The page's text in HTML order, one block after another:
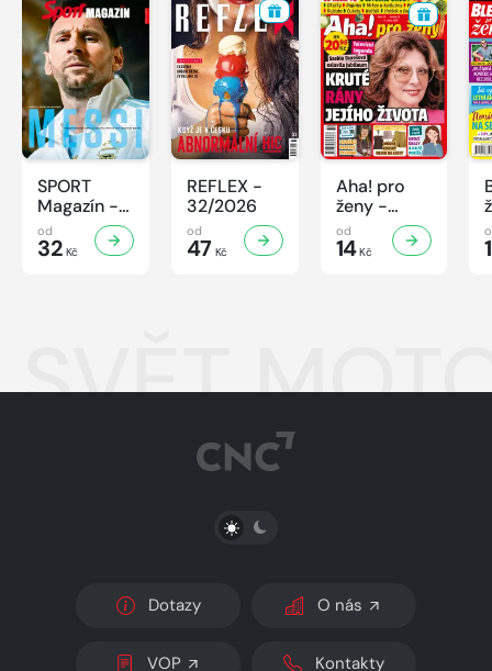
SPORT
Magazín -
32/2026
od
32 Kč
REFLEX -
32/2026
od
47 Kč
Aha! pro
ženy -
32/2026
od
14Kč
SVĚT
PŘEPNOUT SVĚTLÝ/TMAVÝ REŽIM
Dotazy O nás
VOP Kontakty